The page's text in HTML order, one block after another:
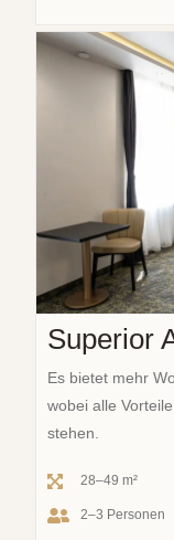
Superior
Es bietet mehr
wobei alle
stehen.
28–49 m²
2–3 Personen